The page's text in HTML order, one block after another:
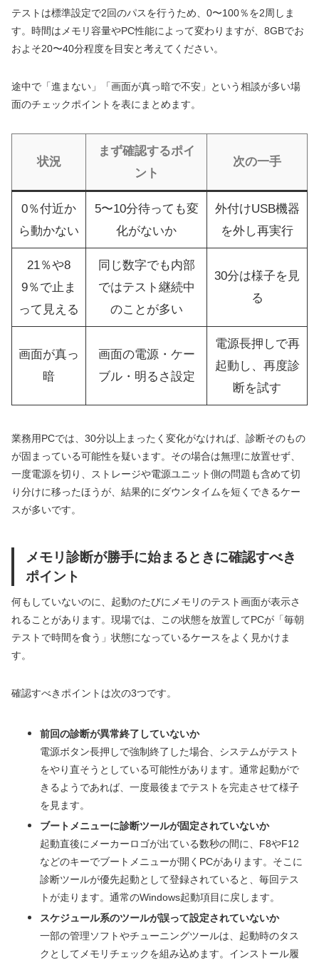
テストは標準設定で2回のパスを行うため、0〜100％を2周しま
す。時間はメモリ容量やPC性能によって変わりますが、8GBでお
およそ20〜40分程度を目安と考えてください。
途中で「進まない」「画面が真っ暗で不安」という相談が多い場
面のチェックポイントを表にまとめます。
状況
まず確認するポイ
ント
次の一手
0％付近か
ら動かない
5〜10分待っても変
化がないか
外付けUSB機器
を外し再実行
21％や8
9％で止ま
って見える
同じ数字でも内部
ではテスト継続中
のことが多い
30分は様子を見
る
画面が真っ
暗
画面の電源・ケー
ブル・明るさ設定
電源長押しで再
起動し、再度診
断を試す
業務用PCでは、30分以上まったく変化がなければ、診断そのもの
が固まっている可能性を疑います。その場合は無理に放置せず、
一度電源を切り、ストレージや電源ユニット側の問題も含めて切
り分けに移ったほうが、結果的にダウンタイムを短くできるケー
スが多いです。
メモリ診断が勝手に始まるときに確認すべき
ポイント
何もしていないのに、起動のたびにメモリのテスト画面が表示さ
れることがあります。現場では、この状態を放置してPCが「毎朝
テストで時間を食う」状態になっているケースをよく見かけま
す。
確認すべきポイントは次の3つです。
前回の診断が異常終了していないか
電源ボタン長押しで強制終了した場合、システムがテスト
をやり直そうとしている可能性があります。通常起動がで
きるようであれば、一度最後までテストを完走させて様子
を見ます。
ブートメニューに診断ツールが固定されていないか
起動直後にメーカーロゴが出ている数秒の間に、F8やF12
などのキーでブートメニューが開くPCがあります。そこに
診断ツールが優先起動として登録されていると、毎回テス
トが走ります。通常のWindows起動項目に戻します。
スケジュール系のツールが誤って設定されていないか
一部の管理ソフトやチューニングツールは、起動時のタス
クとしてメモリチェックを組み込めます。インストール履